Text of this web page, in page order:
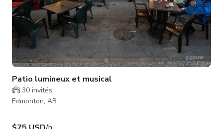
Patio lumineux et musical
30 invités
Edmonton, AB